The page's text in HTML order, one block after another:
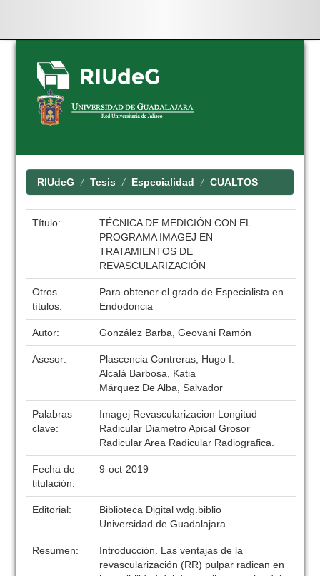
Skip
navigation
RIUdeG Tesis Especialidad CUALTOS
Título:
TÉCNICA DE MEDICIÓN CON EL
PROGRAMA IMAGEJ EN
TRATAMIENTOS DE
REVASCULARIZACIÓN
Otros
títulos:
Para obtener el grado de Especialista en
Endodoncia
Autor: González Barba, Geovani Ramón
Asesor:
Plascencia Contreras, Hugo I.
Alcalá Barbosa, Katia
Márquez De Alba, Salvador
Palabras
clave:
Imagej Revascularizacion Longitud
Radicular Diametro Apical Grosor
Radicular Area Radicular Radiografica.
Fecha de
titulación:
9-oct-2019
Editorial:
Biblioteca Digital wdg.biblio
Universidad de Guadalajara
Resumen:
Introducción. Las ventajas de la
revascularización (RR) pulpar radican en